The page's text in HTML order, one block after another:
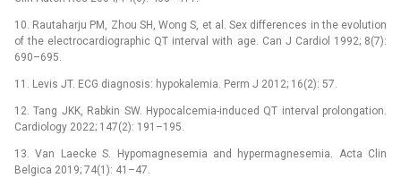
10. Rautaharju PM, Zhou SH, Wong S, et al. Sex differences in the evolution
of the electrocardiographic QT interval with age. Can J Cardiol 1992; 8(7):
690–695.
11. Levis JT. ECG diagnosis: hypokalemia. Perm J 2012; 16(2): 57.
12. Tang JKK, Rabkin SW. Hypocalcemia-induced QT interval prolongation.
Cardiology 2022; 147(2): 191–195.
13. Van Laecke S. Hypomagnesemia and hypermagnesemia. Acta Clin
Belgica 2019; 74(1): 41–47.